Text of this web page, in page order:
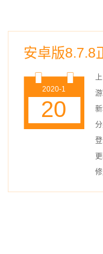
安卓版8.7.8
2020-1
20